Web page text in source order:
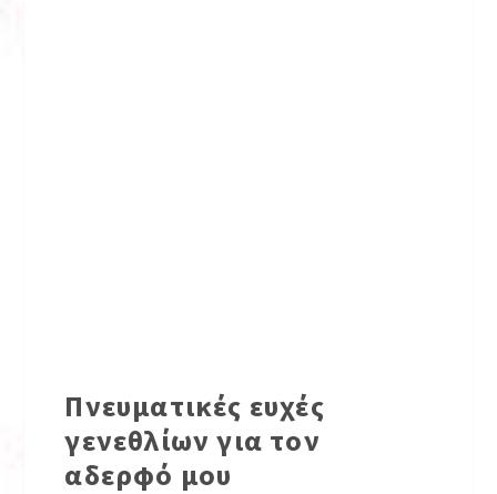
Πνευματικές ευχές
γενεθλίων για τον
αδερφό μου